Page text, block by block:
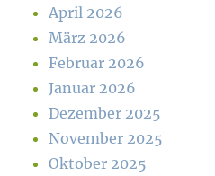
April 2026
März 2026
Februar 2026
Januar 2026
Dezember 2025
November 2025
Oktober 2025